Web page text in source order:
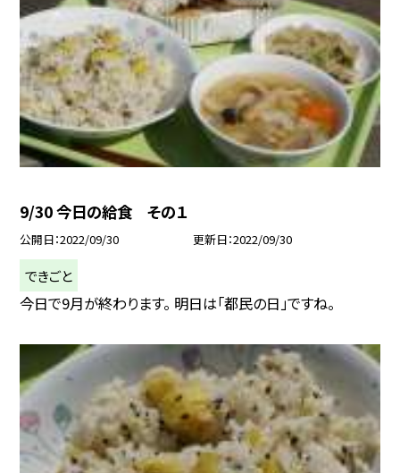
9/30 今日の給食 その１
公開日 2022/09/30 更新日 2022/09/30
できごと
今日で9月が終わります。 明日は「都民の日」ですね。